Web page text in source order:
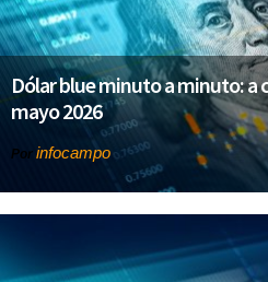
Dólar blue minuto a minuto: a
mayo 2026
Por infocampo